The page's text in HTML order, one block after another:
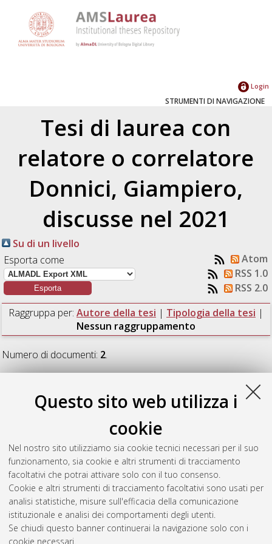
Questo sito web utilizza i
cookie
Nel nostro sito utilizziamo sia cookie tecnici necessari per il suo
funzionamento, sia cookie e altri strumenti di tracciamento
facoltativi che potrai attivare solo con il tuo consenso.
Cookie e altri strumenti di tracciamento facoltativi sono usati per
analisi statistiche, misure sull'efficacia della comunicazione
istituzionale e analisi dei comportamenti degli utenti.
Se chiudi questo banner continuerai la navigazione solo con i
cookie necessari.
Login
STRUMENTI DI NAVIGAZIONE
Tesi di laurea con
relatore o correlatore
Donnici, Giampiero,
discusse nel 2021
Su di un livello
Esporta come
Atom
RSS 1.0
RSS 2.0
Raggruppa per: Autore della tesi | Tipologia della tesi |
Nessun raggruppamento
Numero di documenti: 2.
Crescentini, Nicola(2021)Disegno e metodi avanzati di
[Laurea
magistrale], Università di Bologna, Corso di Studio in
Galiè, Giulio(2021)Studio di car design applicato alla nuova
gamma Lancia.[Laurea magistrale], Università di Bologna,
Corso di Studio inAdvanced design [LM-DM270], Documento
full-text non disponibile
Questa lista e' stata generata ilFri Aug 7 04:25:44 2026 CEST